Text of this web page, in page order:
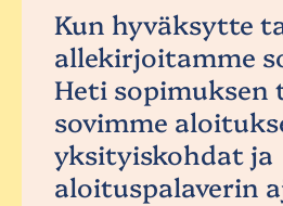
Kun hyväksytte
allekirjoitamme
Heti sopimuksen
sovimme
yksityiskohdat ja
aloituspalaverin